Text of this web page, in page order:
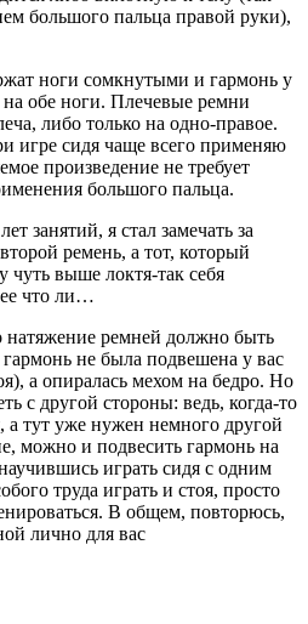
большого пальца правой руки),
ноги сомкнутыми и гармонь у
на обе ноги. Плечевые ремни
либо только на одно-правое.
игре сидя чаще всего применяю
произведение не требует
большого пальца.
занятий, я стал замечать за
ремень, а тот, который
выше локтя-так себя
что ли…
натяжение ремней должно быть
не была подвешена у вас
а опиралась мехом на бедро. Но
с другой стороны: ведь, когда-то
а тут уже нужен немного другой
можно и подвесить гармонь на
играть сидя с одним
труда играть и стоя, просто
В общем, повторюсь,
лично для вас